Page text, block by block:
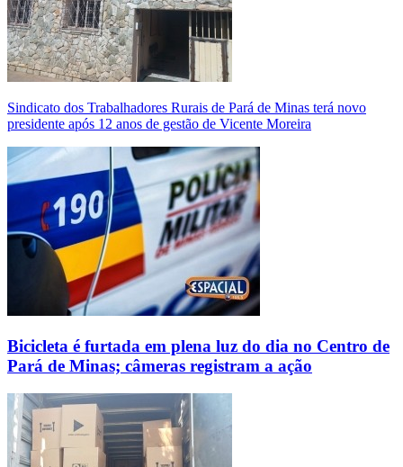
Sindicato dos Trabalhadores Rurais de Pará de Minas terá novo
presidente após 12 anos de gestão de Vicente Moreira
Bicicleta é furtada em plena luz do dia no Centro de
Pará de Minas; câmeras registram a ação